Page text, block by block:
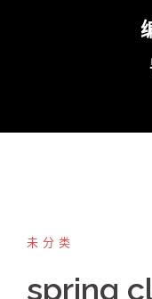
未分类
spring